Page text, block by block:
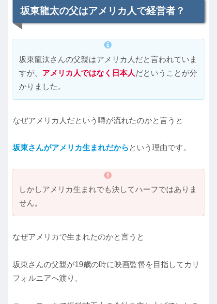
坂東龍太の父はアメリカ人で経営者？
坂東龍汰さんの父親はアメリカ人だと言われていま
すが、 アメリカ人ではなく日本人だということが分
かりました。
なぜアメリカ人だという噂が流れたのかと言うと
坂東さんがアメリカ生まれだから という理由です。
しかしアメリカ生まれでも決してハーフではありま
せん。
なぜアメリカで生まれたのかと言うと
坂東さんの父親が19歳の時に映画監督を目指してカリ
フォルニアへ渡り、